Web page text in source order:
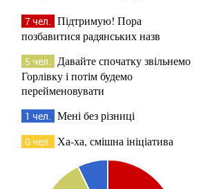
7 чел. Підтримую! Пора
позбавитися радянських назв
5 чел. Давайте спочатку звільнемо
Горлівку і потім будемо
перейменовувати
1 чел. Мені без різниці
0 чел. Ха-ха, смішна ініціатива